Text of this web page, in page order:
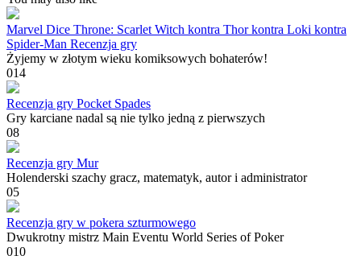
Marvel Dice Throne: Scarlet Witch kontra Thor kontra Loki kontra
Spider-Man Recenzja gry
Żyjemy w złotym wieku komiksowych bohaterów!
014
Recenzja gry Pocket Spades
Gry karciane nadal są nie tylko jedną z pierwszych
08
Recenzja gry Mur
Holenderski szachy gracz, matematyk, autor i administrator
05
Recenzja gry w pokera szturmowego
Dwukrotny mistrz Main Eventu World Series of Poker
010